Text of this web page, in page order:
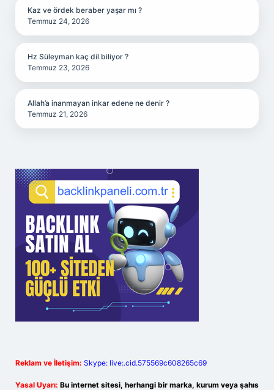
Kaz ve ördek beraber yaşar mı ?
Temmuz 24, 2026
Hz Süleyman kaç dil biliyor ?
Temmuz 23, 2026
Allah’a inanmayan inkar edene ne denir ?
Temmuz 21, 2026
Reklam ve İletişim: Skype: live:.cid.575569c608265c69
Yasal Uyarı: Bu internet sitesi, herhangi bir marka, kurum veya şahıs